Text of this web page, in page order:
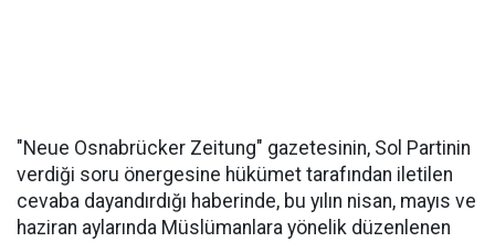
"Neue Osnabrücker Zeitung" gazetesinin, Sol Partinin
verdiği soru önergesine hükümet tarafından iletilen
cevaba dayandırdığı haberinde, bu yılın nisan, mayıs ve
haziran aylarında Müslümanlara yönelik düzenlenen